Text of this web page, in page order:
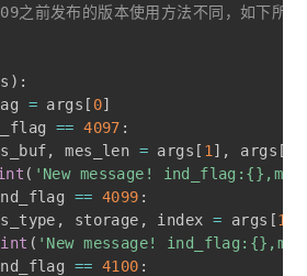
之前发布的版本使用方法不同，如下所示
) :
= args [ 0]
== 4097 :
, mes_len = args [ 1] , args [
( 'New message!
== 4099 :
, storage , index = args [1
( 'New message!
== 4100 :